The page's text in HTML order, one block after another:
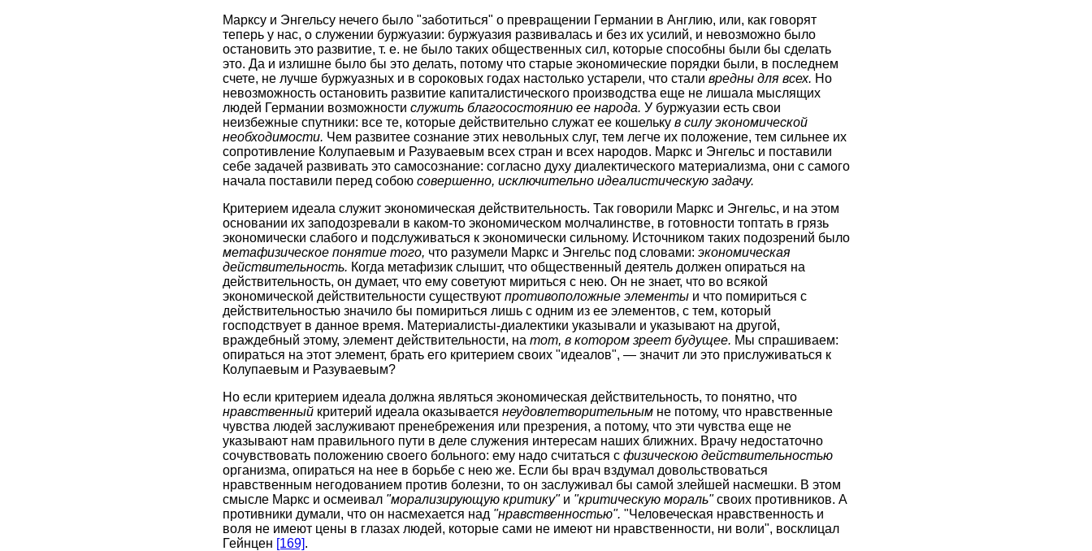
Марксу и Энгельсу нечего было "заботиться" о превращении Германии в Англию, или, как говорят
теперь у нас, о служении буржуазии: буржуазия развивалась и без их усилий, и невозможно было
остановить это развитие, т. е. не было таких общественных сил, которые способны были бы сделать
это. Да и излишне было бы это делать, потому что старые экономические порядки были, в последнем
счете, не лучше буржуазных и в сороковых годах настолько устарели, что стали вредны для всех. Но
невозможность остановить развитие капиталистического производства еще не лишала мыслящих
людей Германии возможности служить благосостоянию ее народа. У буржуазии есть свои
неизбежные спутники: все те, которые действительно служат ее кошельку в силу экономической
необходимости. Чем развитее сознание этих невольных слуг, тем легче их положение, тем сильнее их
сопротивление Колупаевым и Разуваевым всех стран и всех народов. Маркс и Энгельс и поставили
себе задачей развивать это самосознание: согласно духу диалектического материализма, они с самого
начала поставили перед собою совершенно, исключительно идеалистическую задачу.
Критерием идеала служит экономическая действительность. Так говорили Маркс и Энгельс, и на этом
основании их заподозревали в каком-то экономическом молчалинстве, в готовности топтать в грязь
экономически слабого и подслуживаться к экономически сильному. Источником таких подозрений было
метафизическое понятие того, что разумели Маркс и Энгельс под словами: экономическая
действительность. Когда метафизик слышит, что общественный деятель должен опираться на
действительность, он думает, что ему советуют мириться с нею. Он не знает, что во всякой
экономической действительности существуют противоположные элементыи что помириться с
действительностью значило бы помириться лишь с одним из ее элементов, с тем, который
господствует в данное время. Материалисты-диалектики указывали и указывают на другой,
враждебный этому, элемент действительности, на тот, в котором зреет будущее. Мы спрашиваем:
опираться на этот элемент, брать его критерием своих "идеалов", — значит ли это прислуживаться к
Колупаевым и Разуваевым?
Но если критерием идеала должна являться экономическая действительность, то понятно, что
нравственныйкритерий идеала оказывается неудовлетворительнымне потому, что нравственные
чувства людей заслуживают пренебрежения или презрения, а потому, что эти чувства еще не
указывают нам правильного пути в деле служения интересам наших ближних. Врачу недостаточно
сочувствовать положению своего больного: ему надо считаться с физическою действительностью
организма, опираться на нее в борьбе с нею же. Если бы врач вздумал довольствоваться
нравственным негодованием против болезни, то он заслуживал бы самой злейшей насмешки. В этом
смысле Маркс и осмеивал "морализирующую критику"и "критическую мораль"своих противников. А
противники думали, что он насмехается над "нравственностью". "Человеческая нравственность и
воля не имеют цены в глазах людей, которые сами не имеют ни нравственности, ни воли", восклицал
Гейнцен [169].